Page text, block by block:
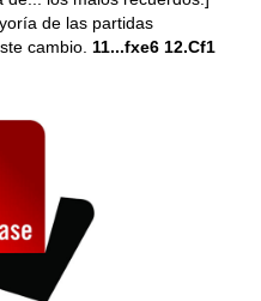
de las partidas
cambio. 11...fxe6 12.Cf1